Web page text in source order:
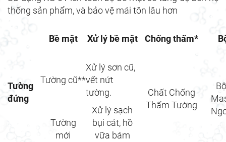
thống sản phẩm, và bảo vệ mái tôn lâu hơn
Bề mặt Xử lý bề mặt Chống thấm*
Tường
đứng
Tường cũ**
Xử lý sơn cũ,
vết nứt
tường.
Chất Chống
Thấm Tường
Tường
mới
Xử lý sạch
bụi cát, hồ
vữa bám